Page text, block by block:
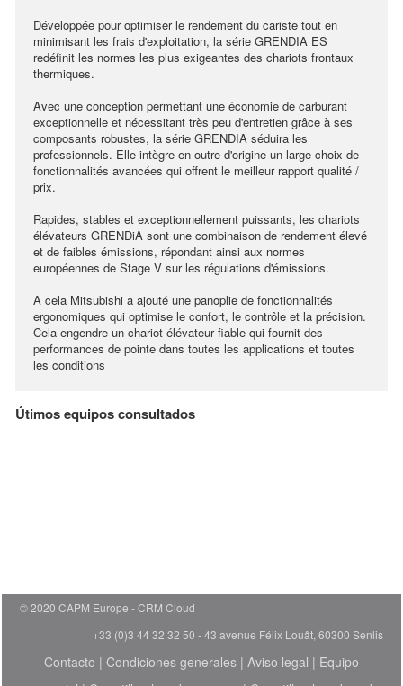
Développée pour optimiser le rendement du cariste tout en
minimisant les frais d'exploitation, la série GRENDIA ES
redéfinit les normes les plus exigeantes des chariots frontaux
thermiques.
Avec une conception permettant une économie de carburant
exceptionnelle et nécessitant très peu d'entretien grâce à ses
composants robustes, la série GRENDIA séduira les
professionnels. Elle intègre en outre d'origine un large choix de
fonctionnalités avancées qui offrent le meilleur rapport qualité /
prix.
Rapides, stables et exceptionnellement puissants, les chariots
élévateurs GRENDiA sont une combinaison de rendement élevé
et de faibles émissions, répondant ainsi aux normes
européennes de Stage V sur les régulations d'émissions.
A cela Mitsubishi a ajouté une panoplie de fonctionnalités
ergonomiques qui optimise le confort, le contrôle et la précision.
Cela engendre un chariot élévateur fiable qui fournit des
performances de pointe dans toutes les applications et toutes
les conditions
Útimos equipos consultados
© 2020 CAPM Europe
CRM Cloud
+33 (0)3 44 32 32 50 - 43 avenue Félix Louât, 60300 Senlis
Contacto | Condiciones generales | Aviso legal | Equipo